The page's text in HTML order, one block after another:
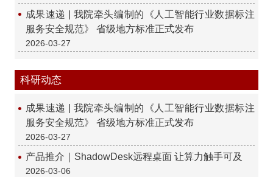
成果速递 | 我院牵头编制的《人工智能行业数据标注
服务安全规范》 省级地方标准正式发布
2026-03-27
科研动态
成果速递 | 我院牵头编制的《人工智能行业数据标注
服务安全规范》 省级地方标准正式发布
2026-03-27
产品推介｜ShadowDesk远程桌面 让算力触手可及
2026-03-06